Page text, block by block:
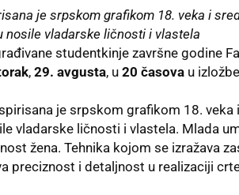
je srpskom grafikom 18. veka i
nosile vladarske ličnosti i vlastela
studentkinje završne godine
, 29. avgusta, u 20 časova u
je srpskom grafikom 18. veka i
vladarske ličnosti i vlastela. Mlada
žena. Tehnika kojom se izražava
preciznost i detaljnost u realizaciji